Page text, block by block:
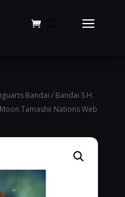
Bandai / Bandai S.H.
Tamashii Nations Web